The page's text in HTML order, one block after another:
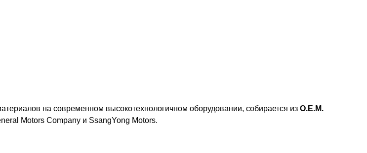
на современном высокотехнологичном оборудовании, собирается из О.Е.М.
Motors Company и SsangYong Motors.